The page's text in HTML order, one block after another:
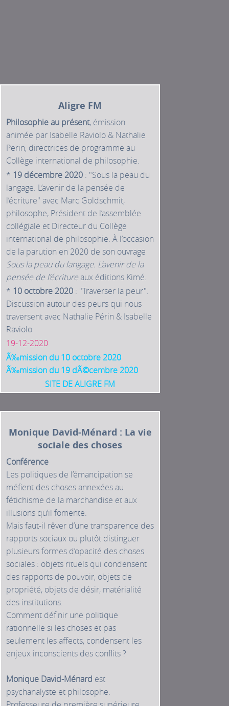
Aligre FM
Philosophie au présent, émission
animée par Isabelle Raviolo & Nathalie
Perin, directrices de programme au
Collège international de philosophie.
* 19 décembre 2020 : "Sous la peau du
langage. L’avenir de la pensée de
l’écriture" avec Marc Goldschmit,
philosophe, Président de l’assemblée
collégiale et Directeur du Collège
international de philosophie. À l’occasion
de la parution en 2020 de son ouvrage
Sous la peau du langage. L’avenir de la
pensée de l’écritureaux éditions Kimé.
* 10 octobre 2020 : "Traverser la peur".
Discussion autour des peurs qui nous
traversent avec Nathalie Périn & Isabelle
Raviolo
19-12-2020
Ã‰mission du 10 octobre 2020
Ã‰mission du 19 dÃ©cembre 2020
SITE DE ALIGRE FM
Monique David-Ménard : La vie
sociale des choses
Conférence
Les politiques de l’émancipation se
méfient des choses annexées au
fétichisme de la marchandise et aux
illusions qu’il fomente.
Mais faut-il rêver d’une transparence des
rapports sociaux ou plutôt distinguer
plusieurs formes d’opacité des choses
sociales : objets rituels qui condensent
des rapports de pouvoir, objets de
propriété, objets de désir, matérialité
des institutions.
Comment définir une politique
rationnelle si les choses et pas
seulement les affects, condensent les
enjeux inconscients des conflits ?
Monique David-Ménard est
psychanalyste et philosophe.